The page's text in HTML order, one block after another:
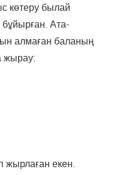
көтеру былай
бұйырған. Ата-
алмаған баланың
жырау:
екен.